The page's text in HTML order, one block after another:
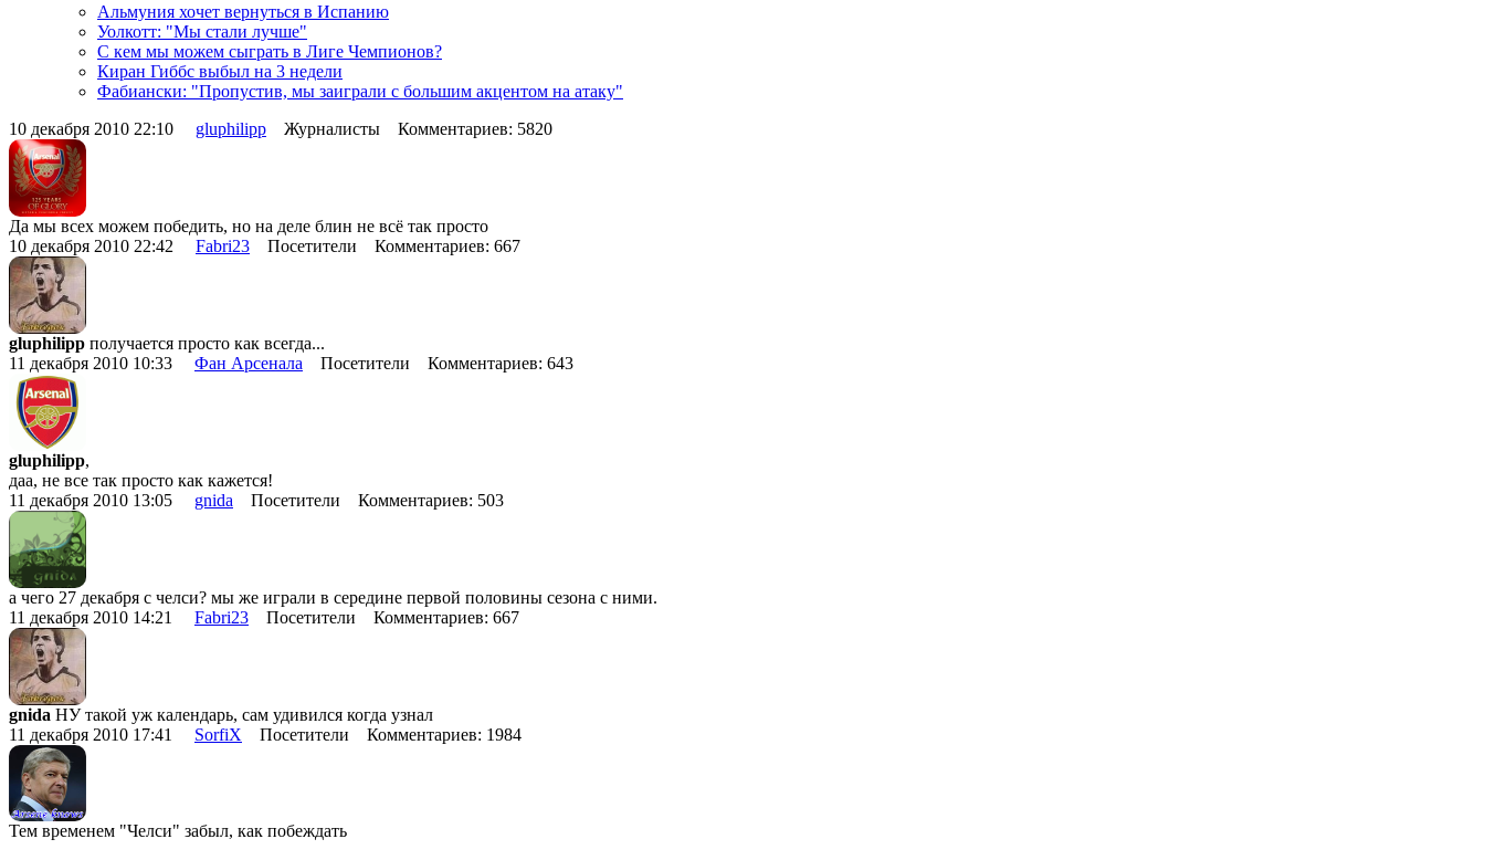
Альмуния хочет вернуться в Испанию
Уолкотт: "Мы стали лучше"
С кем мы можем сыграть в Лиге Чемпионов?
Киран Гиббс выбыл на 3 недели
Фабиански: "Пропустив, мы заиграли с большим акцентом на атаку"
10 декабря 2010 22:10 gluphilipp Журналисты Комментариев: 5820
Да мы всех можем победить, но на деле блин не всё так просто
10 декабря 2010 22:42 Fabri23 Посетители Комментариев: 667
gluphilipp получается просто как всегда...
11 декабря 2010 10:33 Фан Арсенала Посетители Комментариев: 643
gluphilipp,
даа, не все так просто как кажется!
11 декабря 2010 13:05 gnida Посетители Комментариев: 503
а чего 27 декабря с челси? мы же играли в середине первой половины сезона с ними.
11 декабря 2010 14:21 Fabri23 Посетители Комментариев: 667
gnida НУ такой уж календарь, сам удивился когда узнал
11 декабря 2010 17:41 SorfiX Посетители Комментариев: 1984
Тем временем "Челси" забыл, как побеждать